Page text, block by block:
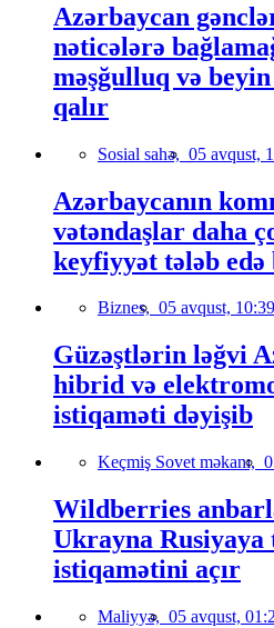
Azərbaycan
nəticələrə
məşğulluq və
qalır
Sosial sahə, 05 avqust,
Azərbaycanın
vətəndaşlar daha
keyfiyyət tələb
Biznes, 05 avqust, 10:39
Güzəştlərin ləğvi
hibrid və
istiqaməti dəyişib
Keçmiş Sovet məkanı,
Wildberries
Ukrayna Rusiyaya
istiqamətini açır
Maliyyə, 05 avqust,